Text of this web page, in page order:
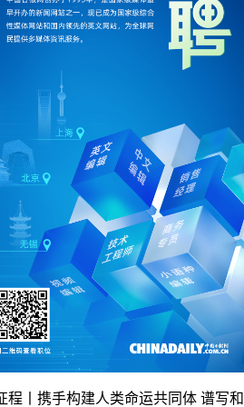
程丨携手构建人类命运共同体 谱写和